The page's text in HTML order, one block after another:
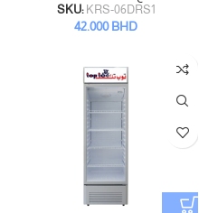
SKU: KRS-06DRS1
42.000BHD